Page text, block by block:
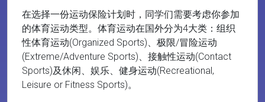
在选择一份运动保险计划时，同学们需要考虑你参加
的体育运动类型。体育运动在国外分为4大类：组织
性体育运动(Organized Sports)、极限/冒险运动
(Extreme/Adventure Sports)、接触性运动(Contact
Sports)及休闲、娱乐、健身运动(Recreational,
Leisure or Fitness Sports)。